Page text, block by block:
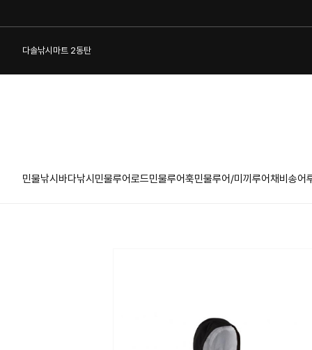
다솔낚시마트 2동탄
민물낚시 바다낚시 민물루어로드민물루어훅민물루어/미끼 루어채비 송어